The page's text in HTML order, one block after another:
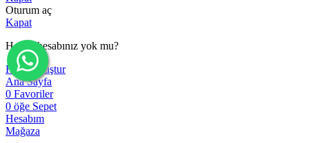
Oturum aç
Kapat
Henüz hesabınız yok mu?
Hesap oluştur
Ana Sayfa
0 Favoriler
0 öğe Sepet
Hesabım
Mağaza